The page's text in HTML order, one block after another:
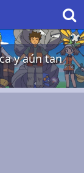
y aún tan